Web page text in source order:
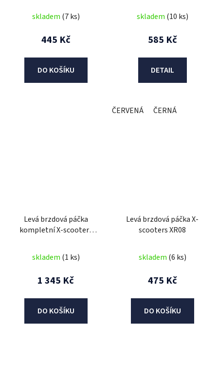
skladem (7 ks)
445 Kč
DO KOŠÍKU
skladem (10 ks)
585 Kč
DETAIL
ČERVENÁ ČERNÁ
Levá brzdová páčka
kompletní X-scooters
skladem (1 ks)
1 345 Kč
DO KOŠÍKU
Levá brzdová páčka X-
scooters XR08
skladem (6 ks)
475 Kč
DO KOŠÍKU